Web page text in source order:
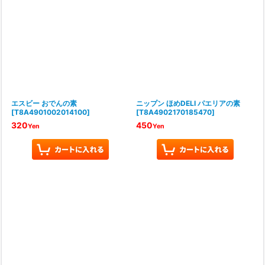
エスビー おでんの素
[T8A4901002014100]
320Yen
ニップン ほめDELI パエリアの素
[T8A4902170185470]
450Yen